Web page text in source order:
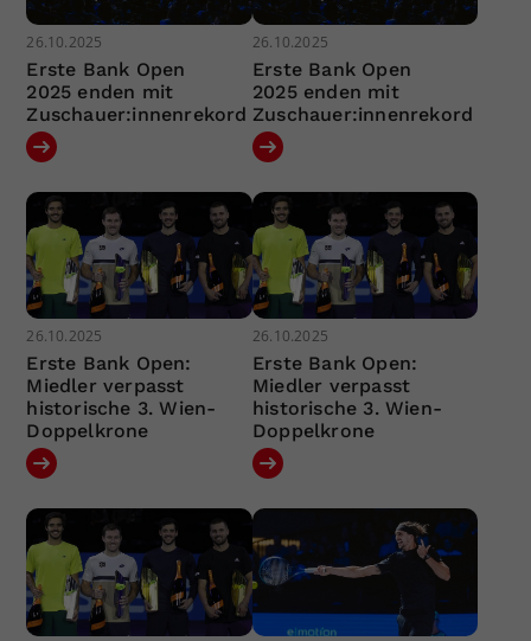
26.10.2025
Erste Bank Open
2025 enden mit
Zuschauer:innenrekord
26.10.2025
Erste Bank Open
2025 enden mit
Zuschauer:innenrekord
26.10.2025
Erste Bank Open:
Miedler verpasst
historische 3. Wien-
Doppelkrone
26.10.2025
Erste Bank Open:
Miedler verpasst
historische 3. Wien-
Doppelkrone